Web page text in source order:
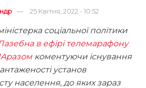
25 Квітня, 2022 - 10:52
соціальної політики
в ефірі телемарафону
коментуючи існування
установ
населення, до яких зараз